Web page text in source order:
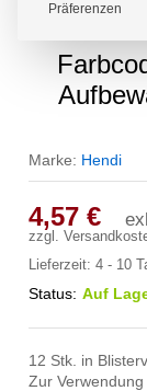
Marke: Hendi
4,57€
zzgl.
Lieferzeit:4 - 10
Status: Auf
12 Stk. in
Zur
Präferenzen